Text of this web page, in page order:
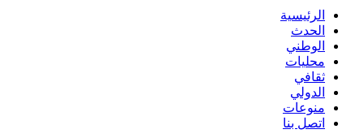
الرئيسية
الحدث
الوطني
محليات
ثقافي
الدولي
منوعات
اتصل بنا